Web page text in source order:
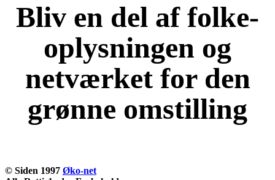
Bliv en del af folke-
oplysningen og
netværket for den
grønne omstilling
© Siden 1997 Øko-net